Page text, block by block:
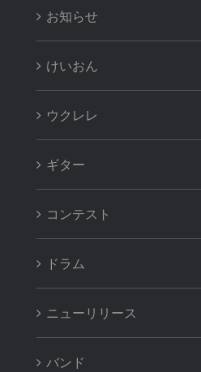
お知らせ
けいおん
ウクレレ
ギター
コンテスト
ドラム
ニューリリース
バンド